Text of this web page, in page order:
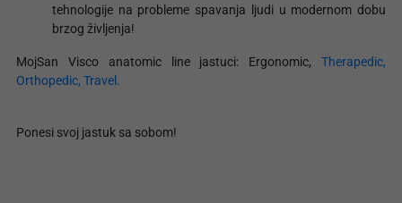
tehnologije na probleme spavanja ljudi u modernom dobu
brzog življenja!
MojSan Visco anatomic line jastuci: Ergonomic, Therapedic,
Orthopedic, Travel.
Ponesi svoj jastuk sa sobom!